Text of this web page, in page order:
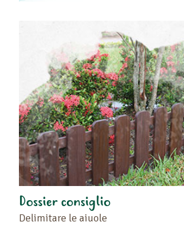
Dossier consiglio
Delimitare le aiuole